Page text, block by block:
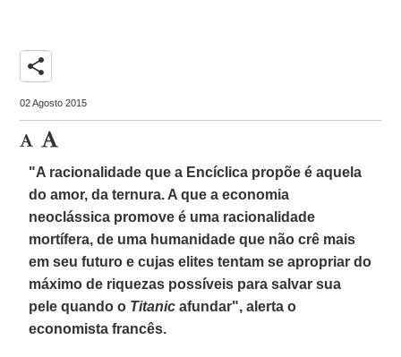
share
02 Agosto 2015
"A racionalidade que a Encíclica propõe é aquela
do amor, da ternura. A que a economia
neoclássica promove é uma racionalidade
mortífera, de uma humanidade que não crê mais
em seu futuro e cujas elites tentam se apropriar do
máximo de riquezas possíveis para salvar sua
pele quando o Titanic afundar", alerta o
economista francês.